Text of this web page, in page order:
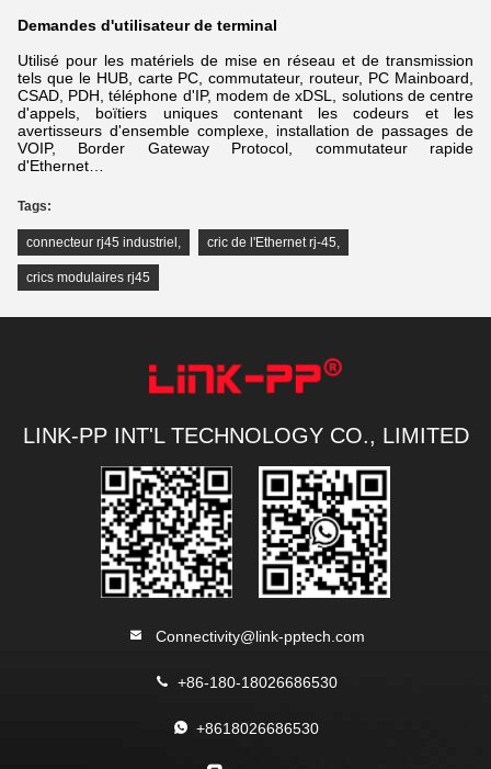
Demandes d'utilisateur de terminal
Utilisé pour les matériels de mise en réseau et de transmission
tels que le HUB, carte PC, commutateur, routeur, PC Mainboard,
CSAD, PDH, téléphone d'IP, modem de xDSL,
solutions de centre
d'appels, boïtiers uniques contenant les codeurs et les
avertisseurs d'ensemble complexe, installation de passages de
VOIP, Border Gateway Protocol, commutateur rapide
d'Ethernet…
Tags:
connecteur rj45 industriel , cric de l'Ethernet rj-45,
crics modulaires rj45
LINK-PP INT'L TECHNOLOGY CO., LIMITED
Connectivity@link-pptech.com
+86-180-18026686530
+8618026686530